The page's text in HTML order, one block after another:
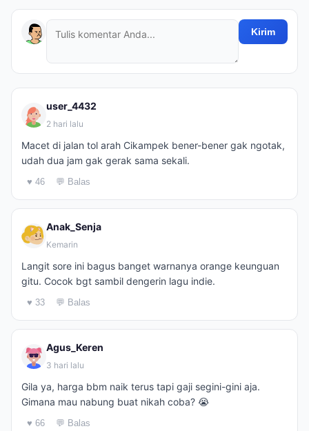
Kirim
user_4432
2 hari lalu
Macet di jalan tol arah Cikampek bener-bener gak ngotak,
udah dua jam gak gerak sama sekali.
♥ 46 💬 Balas
Anak_Senja
Kemarin
Langit sore ini bagus banget warnanya orange keunguan
gitu. Cocok bgt sambil dengerin lagu indie.
♥ 33 💬 Balas
Agus_Keren
3 hari lalu
Gila ya, harga bbm naik terus tapi gaji segini-gini aja.
Gimana mau nabung buat nikah coba? 😭
♥ 66 💬 Balas